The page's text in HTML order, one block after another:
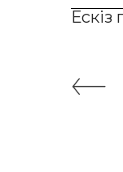
#LVIV
Ескіз